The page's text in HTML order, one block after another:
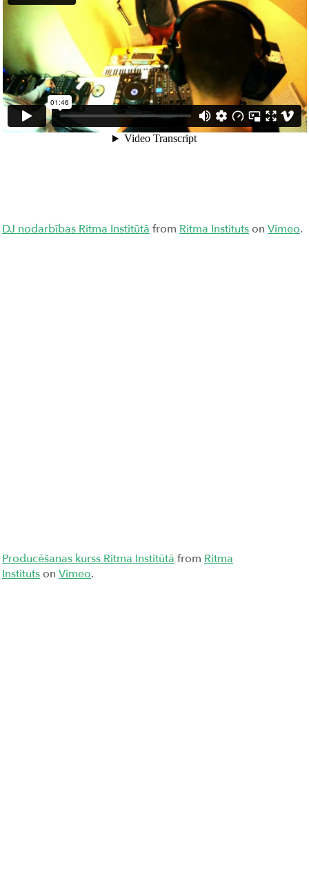
DJ nodarbības Ritma Institūtāfrom Ritma Institutson Vimeo.
Producēšanas kurss Ritma Institūtāfrom Ritma
Institutson Vimeo.